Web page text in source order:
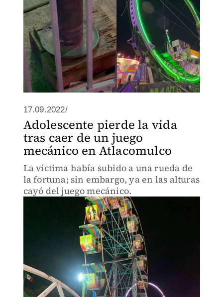
17.09.2022/
Adolescente pierde la vida
tras caer de un juego
mecánico en Atlacomulco
La víctima había subido a una rueda de
la fortuna; sin embargo, ya en las alturas
cayó del juego mecánico.